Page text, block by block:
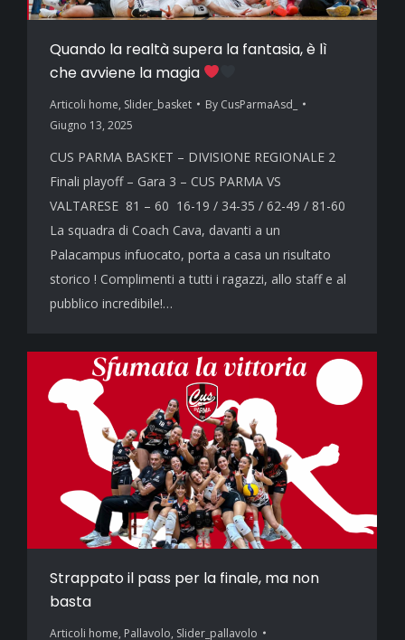
Quando la realtà supera la fantasia, è lì
che avviene la magia
Articoli home, Slider_basket By CusParmaAsd_
Giugno 13, 2025
CUS PARMA BASKET – DIVISIONE REGIONALE 2
Finali playoff – Gara 3 – CUS PARMA VS
VALTARESE 81 – 60 16-19 / 34-35 / 62-49 / 81-60
La squadra di Coach Cava, davanti a un
Palacampus infuocato, porta a casa un risultato
storico ! Complimenti a tutti i ragazzi, allo staff e al
pubblico incredibile!…
Strappato il pass per la finale, ma non
basta
Articoli home, Pallavolo, Slider_pallavolo